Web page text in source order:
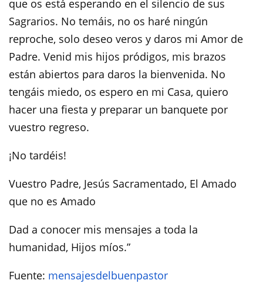
que os está esperando en el silencio de sus
Sagrarios. No temáis, no os haré ningún
reproche, solo deseo veros y daros mi Amor de
Padre. Venid mis hijos pródigos, mis brazos
están abiertos para daros la bienvenida. No
tengáis miedo, os espero en mi Casa, quiero
hacer una fiesta y preparar un banquete por
vuestro regreso.
¡No tardéis!
Vuestro Padre, Jesús Sacramentado, El Amado
que no es Amado
Dad a conocer mis mensajes a toda la
humanidad, Hijos míos.”
Fuente: mensajesdelbuenpastor